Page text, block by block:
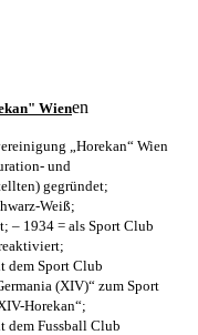
Wienen
„Horekan“ Wien
und
gegründet;
Weiß;
– 1934 = als Sport Club
dem Sport Club
(XIV)“ zum Sport
Horekan“;
dem Fussball Club